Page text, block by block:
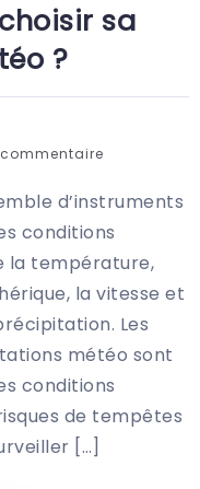
sa
?
d’instruments
conditions
la température,
la vitesse et
Les
météo sont
conditions
de tempêtes
[…]